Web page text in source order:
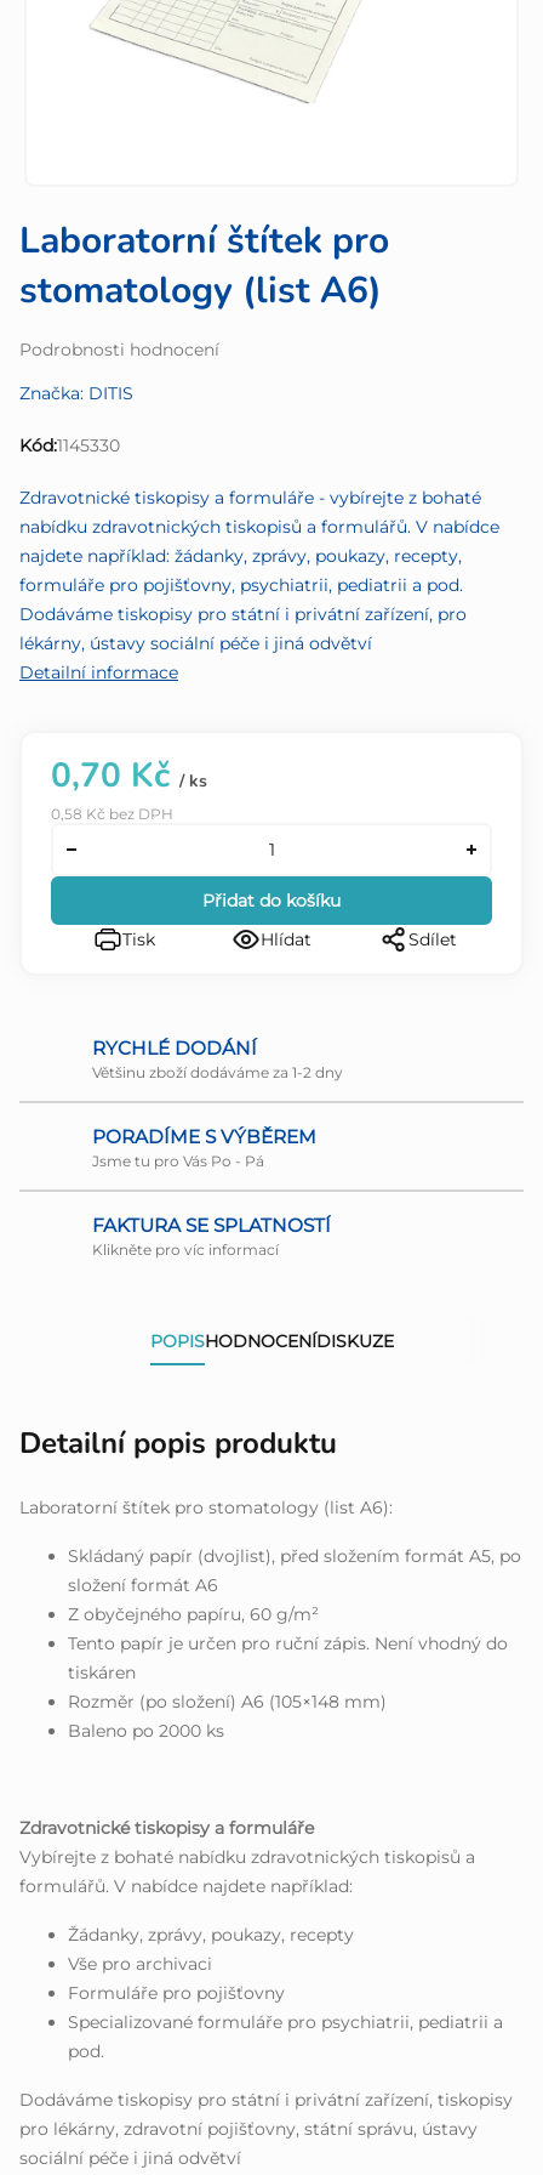
Laboratorní štítek pro
stomatology (list A6)
Průměrné
produktu
0,0
Podrobnosti hodnocení
Značka: DITIS
Kód:1145330
Zdravotnické tiskopisy a formuláře - vybírejte z bohaté
nabídku zdravotnických tiskopisů a formulářů. V nabídce
najdete například: žádanky, zprávy, poukazy, recepty,
formuláře pro pojišťovny, psychiatrii, pediatrii a pod.
Dodáváme tiskopisy pro státní i privátní zařízení, pro
lékárny, ústavy sociální péče i jiná odvětví
Detailní informace
0,70 Kč / ks
0,58 Kč bez DPH
Přidat do košíku
Tisk
Hlídat Sdílet
RYCHLÉ DODÁNÍ
Většinu zboží dodáváme za 1-2 dny
PORADÍME S VÝBĚREM
Jsme tu pro Vás Po - Pá
FAKTURA SE SPLATNOSTÍ
Klikněte pro víc informací
POPISHODNOCENÍDISKUZE
Detailní popis produktu
Laboratorní štítek pro stomatology (list A6):
Skládaný papír (dvojlist), před složením formát A5, po
složení formát A6
Z obyčejného papíru, 60 g/m²
Tento papír je určen pro ruční zápis. Není vhodný do
tiskáren
Rozměr (po složení) A6 (105×148 mm)
Baleno po 2000 ks
Zdravotnické tiskopisy a formuláře
Vybírejte z bohaté nabídku zdravotnických tiskopisů a
formulářů. V nabídce najdete například:
Žádanky, zprávy, poukazy, recepty
Vše pro archivaci
Formuláře pro pojišťovny
Specializované formuláře pro psychiatrii, pediatrii a
pod.
Dodáváme tiskopisy pro státní i privátní zařízení, tiskopisy
pro lékárny, zdravotní pojišťovny, státní správu, ústavy
sociální péče i jiná odvětví